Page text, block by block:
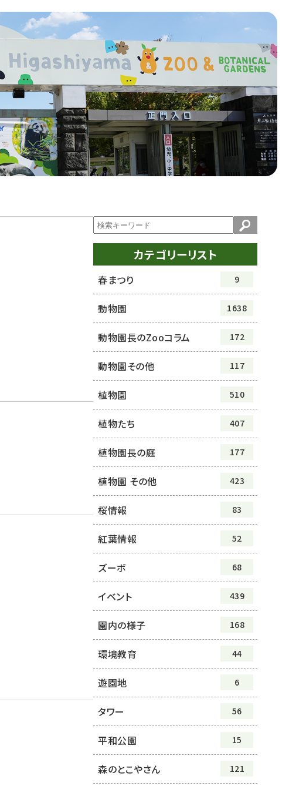
カテゴリーリスト
春まつり 9
動物園 1638
動物園長のZooコラム 172
動物園その他 117
植物園 510
植物たち 407
植物園長の庭 177
植物園 その他 423
桜情報 83
紅葉情報 52
ズーボ 68
イベント 439
園内の様子 168
環境教育 44
遊園地 6
タワー 56
平和公園 15
森のとこやさん 121